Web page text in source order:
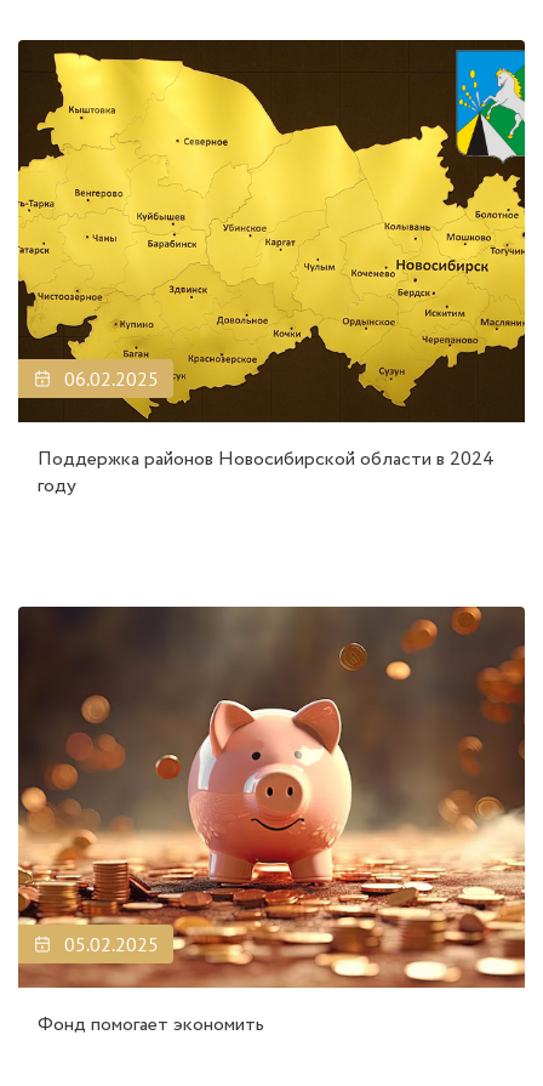
06.02.2025
Поддержка районов Новосибирской области в 2024
году
05.02.2025
Фонд помогает экономить